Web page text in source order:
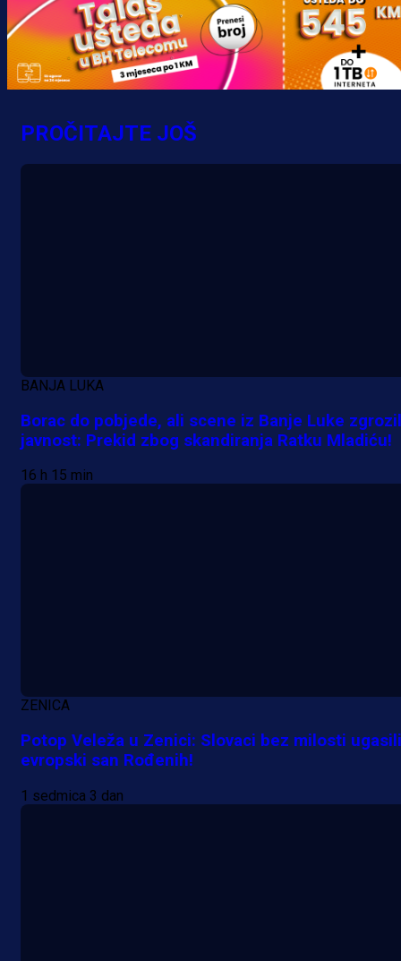
Borac do pobjede, ali scene iz
Banje Luke zgrozile javnost:
zbog skandiranja Ratku Mladiću!
PROČITAJTE JOŠ
BANJA LUKA
Borac do pobjede, ali scene iz Banje Luke
javnost: Prekid zbog skandiranja Ratku Mladiću!
16 h 15 min
ZENICA
Potop Veleža u Zenici: Slovaci bez milosti ugasili
evropski san Rođenih!
1 sedmica 3 dan